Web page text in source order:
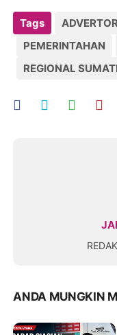
Tags
PEMERINTAHAN
REGIONAL
ANDA MUNGKIN